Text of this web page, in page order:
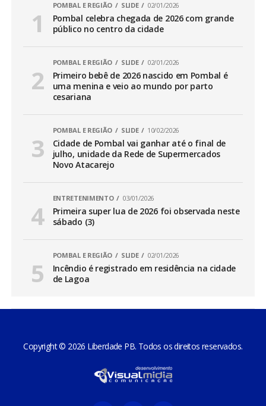
POMBAL E REGIÃO SLIDE 02/01/2026
Pombal celebra chegada de 2026 com grande
público no centro da cidade
POMBAL E REGIÃO SLIDE 02/01/2026
Primeiro bebê de 2026 nascido em Pombal é
uma menina e veio ao mundo por parto
cesariana
POMBAL E REGIÃO SLIDE 10/02/2026
Cidade de Pombal vai ganhar até o final de
julho, unidade da Rede de Supermercados
Novo Atacarejo
ENTRETENIMENTO 03/01/2026
Primeira super lua de 2026 foi observada neste
sábado (3)
POMBAL E REGIÃO SLIDE 02/01/2026
Incêndio é registrado em residência na cidade
de Lagoa
Copyright © 2026 Liberdade PB. Todos os direitos reservados.